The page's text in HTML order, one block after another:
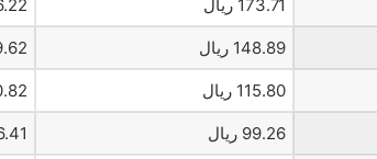
173.71 ريال
148.89 ريال
115.80 ريال
99.26 ريال